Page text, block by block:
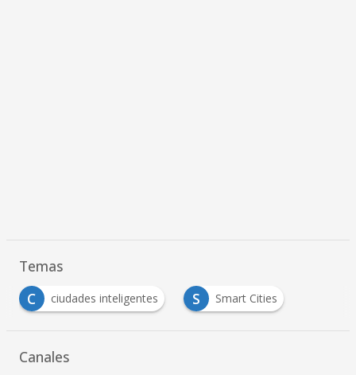
Temas
C
ciudades inteligentes S Smart Cities
Canales